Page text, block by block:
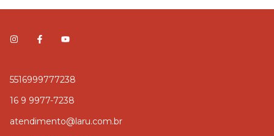
5516999777238
16 9 9977-7238
atendimento@laru.com.br